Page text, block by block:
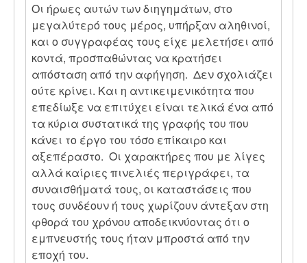
Οι ήρωες αυτών των διηγημάτων, στο
μεγαλύτερό τους μέρος, υπήρξαν αληθινοί,
και ο συγγραφέας τους είχε μελετήσει από
κοντά, προσπαθώντας να κρατήσει
απόσταση από την αφήγηση. Δεν σχολιάζει
ούτε κρίνει. Και η αντικειμενικότητα που
επεδίωξε να επιτύχει είναι τελικά ένα από
τα κύρια συστατικά της γραφής του που
κάνει το έργο του τόσο επίκαιρο και
αξεπέραστο. Οι χαρακτήρες που με λίγες
αλλά καίριες πινελιές περιγράφει, τα
συναισθήματά τους, οι καταστάσεις που
τους συνδέουν ή τους χωρίζουν άντεξαν στη
φθορά του χρόνου αποδεικνύοντας ότι ο
εμπνευστής τους ήταν μπροστά από την
εποχή του.